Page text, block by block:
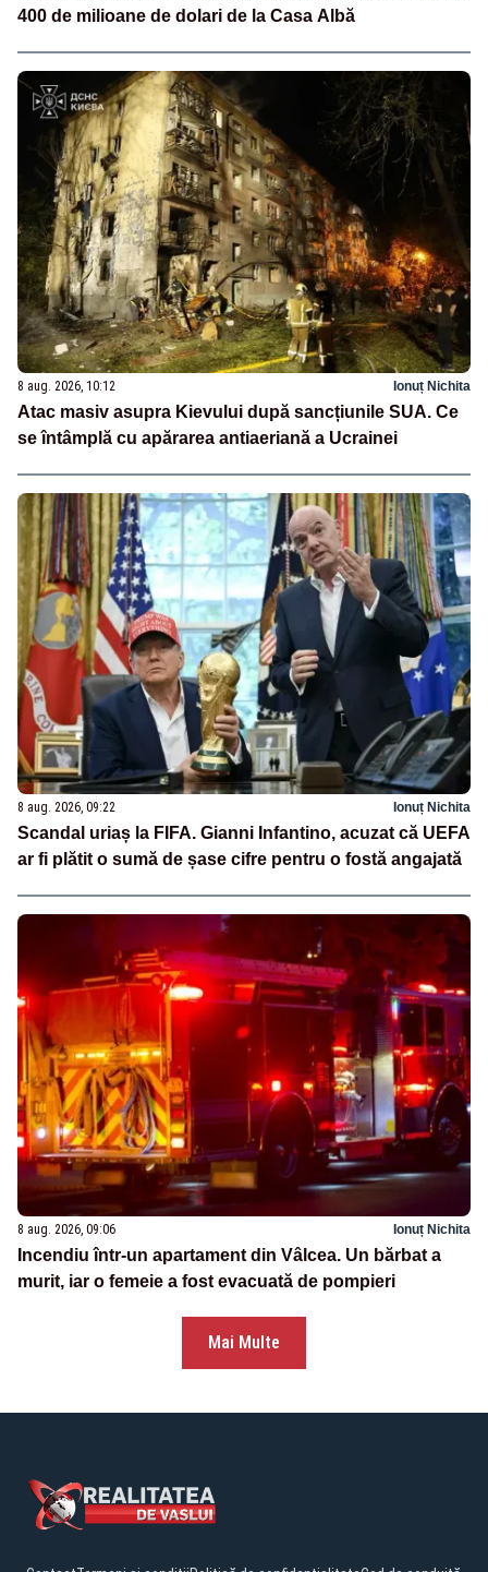
400 de milioane de dolari de la Casa Albă
8 aug. 2026, 10:12 Ionuț Nichita
Atac masiv asupra Kievului după sancțiunile SUA. Ce
se întâmplă cu apărarea antiaeriană a Ucrainei
8 aug. 2026, 09:22 Ionuț Nichita
Scandal uriaș la FIFA. Gianni Infantino, acuzat că UEFA
ar fi plătit o sumă de șase cifre pentru o fostă angajată
8 aug. 2026, 09:06 Ionuț Nichita
Incendiu într-un apartament din Vâlcea. Un bărbat a
murit, iar o femeie a fost evacuată de pompieri
Mai Multe